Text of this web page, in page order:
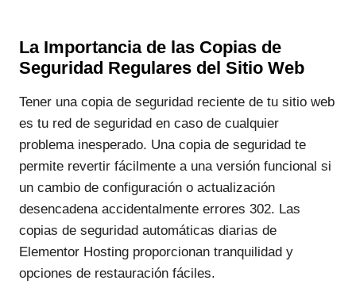
La Importancia de las Copias de
Seguridad Regulares del Sitio Web
Tener una copia de seguridad reciente de tu sitio web
es tu red de seguridad en caso de cualquier
problema inesperado. Una copia de seguridad te
permite revertir fácilmente a una versión funcional si
un cambio de configuración o actualización
desencadena accidentalmente errores 302. Las
copias de seguridad automáticas diarias de
Elementor Hosting proporcionan tranquilidad y
opciones de restauración fáciles.